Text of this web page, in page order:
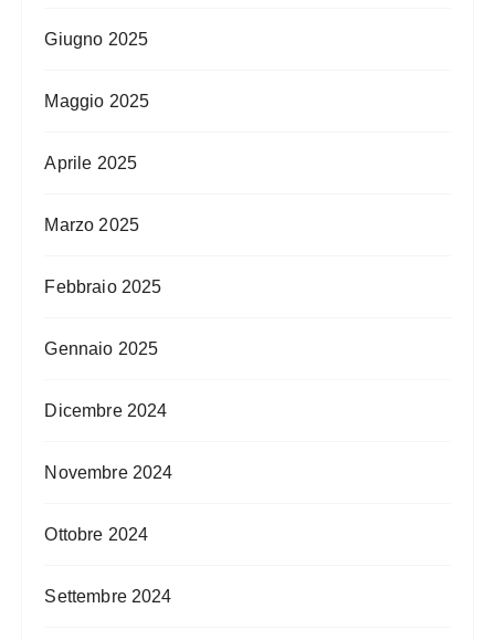
Giugno 2025
Maggio 2025
Aprile 2025
Marzo 2025
Febbraio 2025
Gennaio 2025
Dicembre 2024
Novembre 2024
Ottobre 2024
Settembre 2024